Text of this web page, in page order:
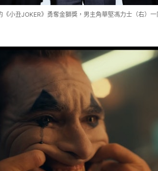
小丑JOKER》勇奪金獅獎，男主角華堅馮力士（右）